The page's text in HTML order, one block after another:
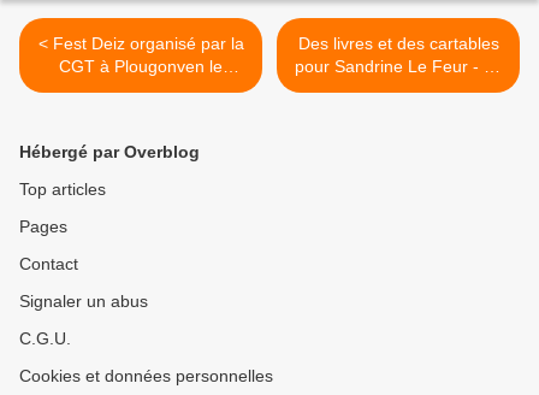
< Fest Deiz organisé par la
CGT à Plougonven le
dimanche 19 janvier à la
en solidarité avec les
Des livres et des cartables
pour Sandrine Le Feur - Le
Télégramme, Yann
Hébergé par Overblog
Top articles
Pages
Contact
Signaler un abus
C.G.U.
Cookies et données personnelles